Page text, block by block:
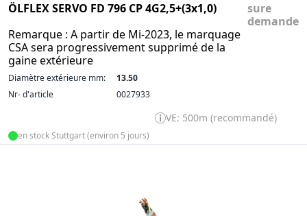
ÖLFLEX SERVO FD 796 CP 4G2,5+(3x1,0)
Remarque : A partir de Mi-2023, le marquage
CSA sera progressivement supprimé de la
gaine extérieure
sure
demande
Diamètre extérieure mm:
13.50
Nr- d'article
0027933
VE: 500m (recommandé)
en stock Stuttgart (environ 5 jours)